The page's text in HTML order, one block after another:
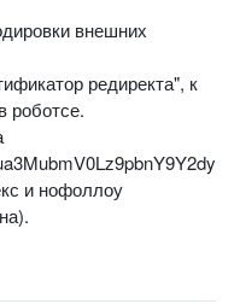
внешних
редиректа", к
роботсе.
и нофоллоу